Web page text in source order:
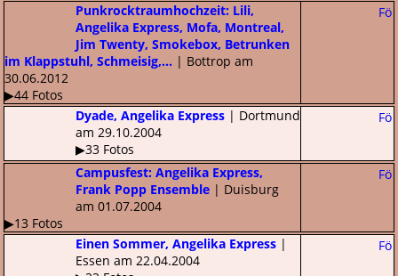
Fö
Punkrocktraumhochzeit: Lili,
Angelika Express, Mofa, Montreal,
Jim Twenty, Smokebox, Betrunken
im Klappstuhl, Schmeisig,... | Bottrop am
30.06.2012
▶44 Fotos
Fö
Dyade, Angelika Express | Dortmund
am 29.10.2004
▶33 Fotos
Fö
Campusfest: Angelika Express,
Frank Popp Ensemble | Duisburg
am 01.07.2004
▶13 Fotos
Fö
Einen Sommer, Angelika Express |
Essen am 22.04.2004